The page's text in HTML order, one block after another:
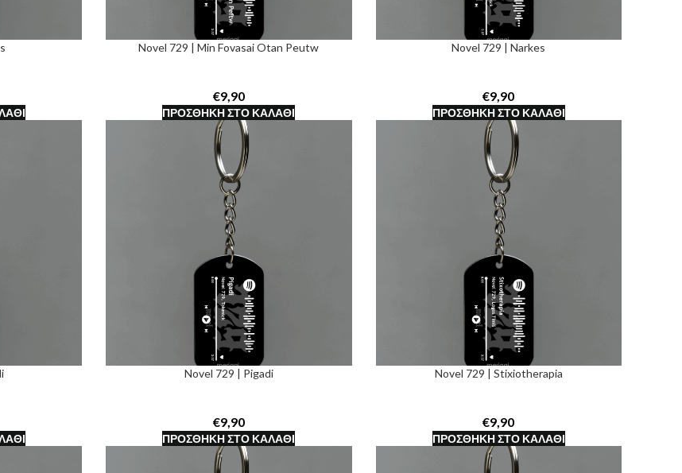
Novel 729 | Min Fovasai Otan Peutw
€
ΠΡΟΣΘΉΚΗ ΣΤΟ ΚΑΛΆΘΙ
Novel 729 | Narkes
€
ΠΡΟΣΘΉΚΗ ΣΤΟ ΚΑΛΆΘΙ
Novel 729 | Pigadi
€
ΠΡΟΣΘΉΚΗ ΣΤΟ ΚΑΛΆΘΙ
Novel 729 | Stixiotherapia
€
ΠΡΟΣΘΉΚΗ ΣΤΟ ΚΑΛΆΘΙ